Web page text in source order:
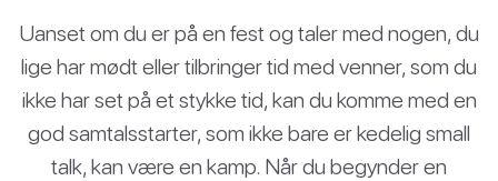
Uanset om du er på en fest og taler med nogen, du
lige har mødt eller tilbringer tid med venner, som du
ikke har set på et stykke tid, kan du komme med en
god samtalsstarter, som ikke bare er kedelig small
talk, kan være en kamp. Når du begynder en